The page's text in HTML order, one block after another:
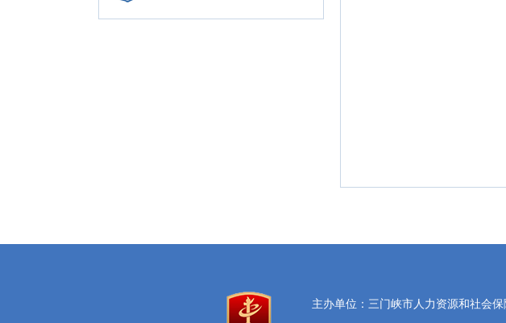
主办单位：三门峡市人力资源和社会